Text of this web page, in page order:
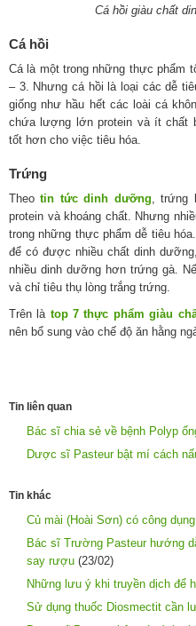
Cá hồi giàu chất
Cá hồi
Cá là một trong những thực phẩm
– 3. Nhưng cá hồi là loại các dễ
giống như hầu hết các loài cá
chứa lượng lớn protein và ít chất
tốt hơn cho việc tiêu hóa.
Trứng
Theotin tức dinh dưỡng, trứng
protein và khoáng chất. Nhưng
trong những thực phẩm dễ tiêu
để có được nhiều chất dinh
nhiều dinh dưỡng hơn trứng gà.
và chỉ tiêu thụ lòng trắng trứng.
Trên là top 7 thực phẩm giàu
nên bổ sung vào chế độ ăn hằng
Tin liên quan
Bác sĩ chia sẻ về bệnh Polyp
Dược sĩ Pasteur bật mí cách
Tin khác
Củ mài (Hoài Sơn) có công
Bác sĩ Trường Pasteur hướng
say rượu (23/02)
Những lưu ý khi truyền dịch để
Sử dụng thuốc Diosmectit cần